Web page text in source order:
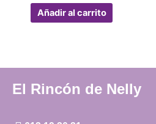
Añadir al carrito
El Rincón de Nelly